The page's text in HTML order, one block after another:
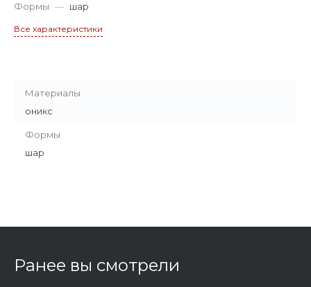
Формы — шар
Все характеристики
Материалы
оникс
Формы
шар
Ранее вы смотрели